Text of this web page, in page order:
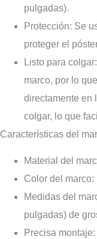
pulgadas).
Protección: Se
proteger el
Listo para colgar
marco, por lo
directamente en
colgar, lo que
Características del
Material del
Color del marco:
Medidas del
pulgadas) de
Precisa montaje